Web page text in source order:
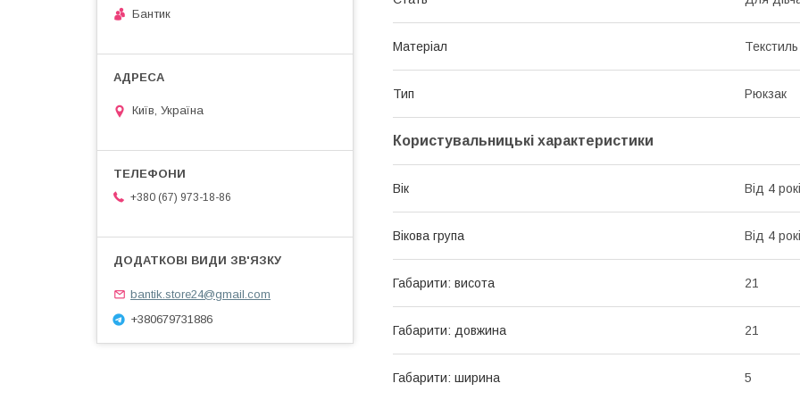
Матеріал Текстиль
Тип Рюкзак
Користувальницькі характеристики
Вік Від 4
Вікова група Від 4
Габарити: висота 21
Габарити: довжина 21
Габарити: ширина 5
Бантик
Київ, Україна
+380 (67) 973-18-86
bantik.store24@gmail.com
+380679731886